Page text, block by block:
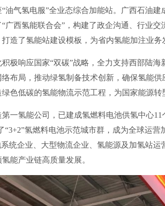
气氢电服”全业态综合加能站。广西石油
西氢能联合会”，构建了政企沟通、行业
造了氢能站建设模板，为省内氢能加注业务
响应国家“双碳”战略，全力支持西部陆海
布局，推动绿氢制备技术创新，确保氢能
色低碳的氢能物流示范工程，为国家能源转
氢能公司，已建成氢燃料电池供氢中心11
氢燃料电池示范城市群，成为全球运
统企业、大型物流企业、氢能源及加氢站
能产业链高质量发展。